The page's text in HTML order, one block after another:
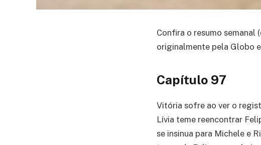
Confira o resumo semanal
originalmente pela Globo
Capítulo 97
Vitória sofre ao ver o
Lívia teme reencontrar
se insinua para Michele e